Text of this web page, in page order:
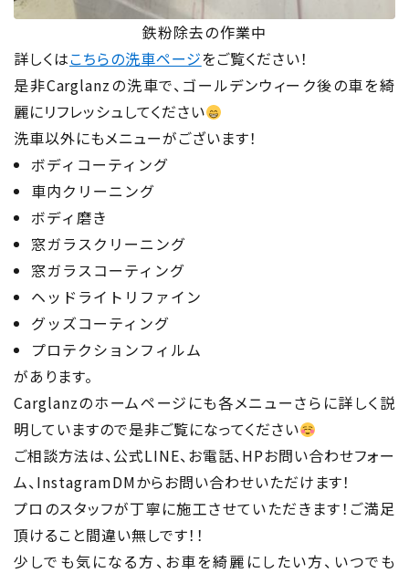
鉄粉除去の作業中
詳しくはこちらの洗車ページをご覧ください！
是非Carglanzの洗車で、ゴールデンウィーク後の車を綺
麗にリフレッシュしてください
洗車以外にもメニューがございます！
ボディコーティング
車内クリーニング
ボディ磨き
窓ガラスクリーニング
窓ガラスコーティング
ヘッドライトリファイン
グッズコーティング
プロテクションフィルム
があります。
Carglanzのホームページにも各メニューさらに詳しく説
明していますので是非ご覧になってください
ご相談方法は、公式LINE、お電話、HPお問い合わせフォー
ム、InstagramDMからお問い合わせいただけます！
プロのスタッフが丁寧に施工させていただきます！ご満足
頂けること間違い無しです！！
少しでも気になる方、お車を綺麗にしたい方、いつでも